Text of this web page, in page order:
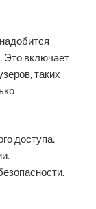
Это включает
таких
доступа.